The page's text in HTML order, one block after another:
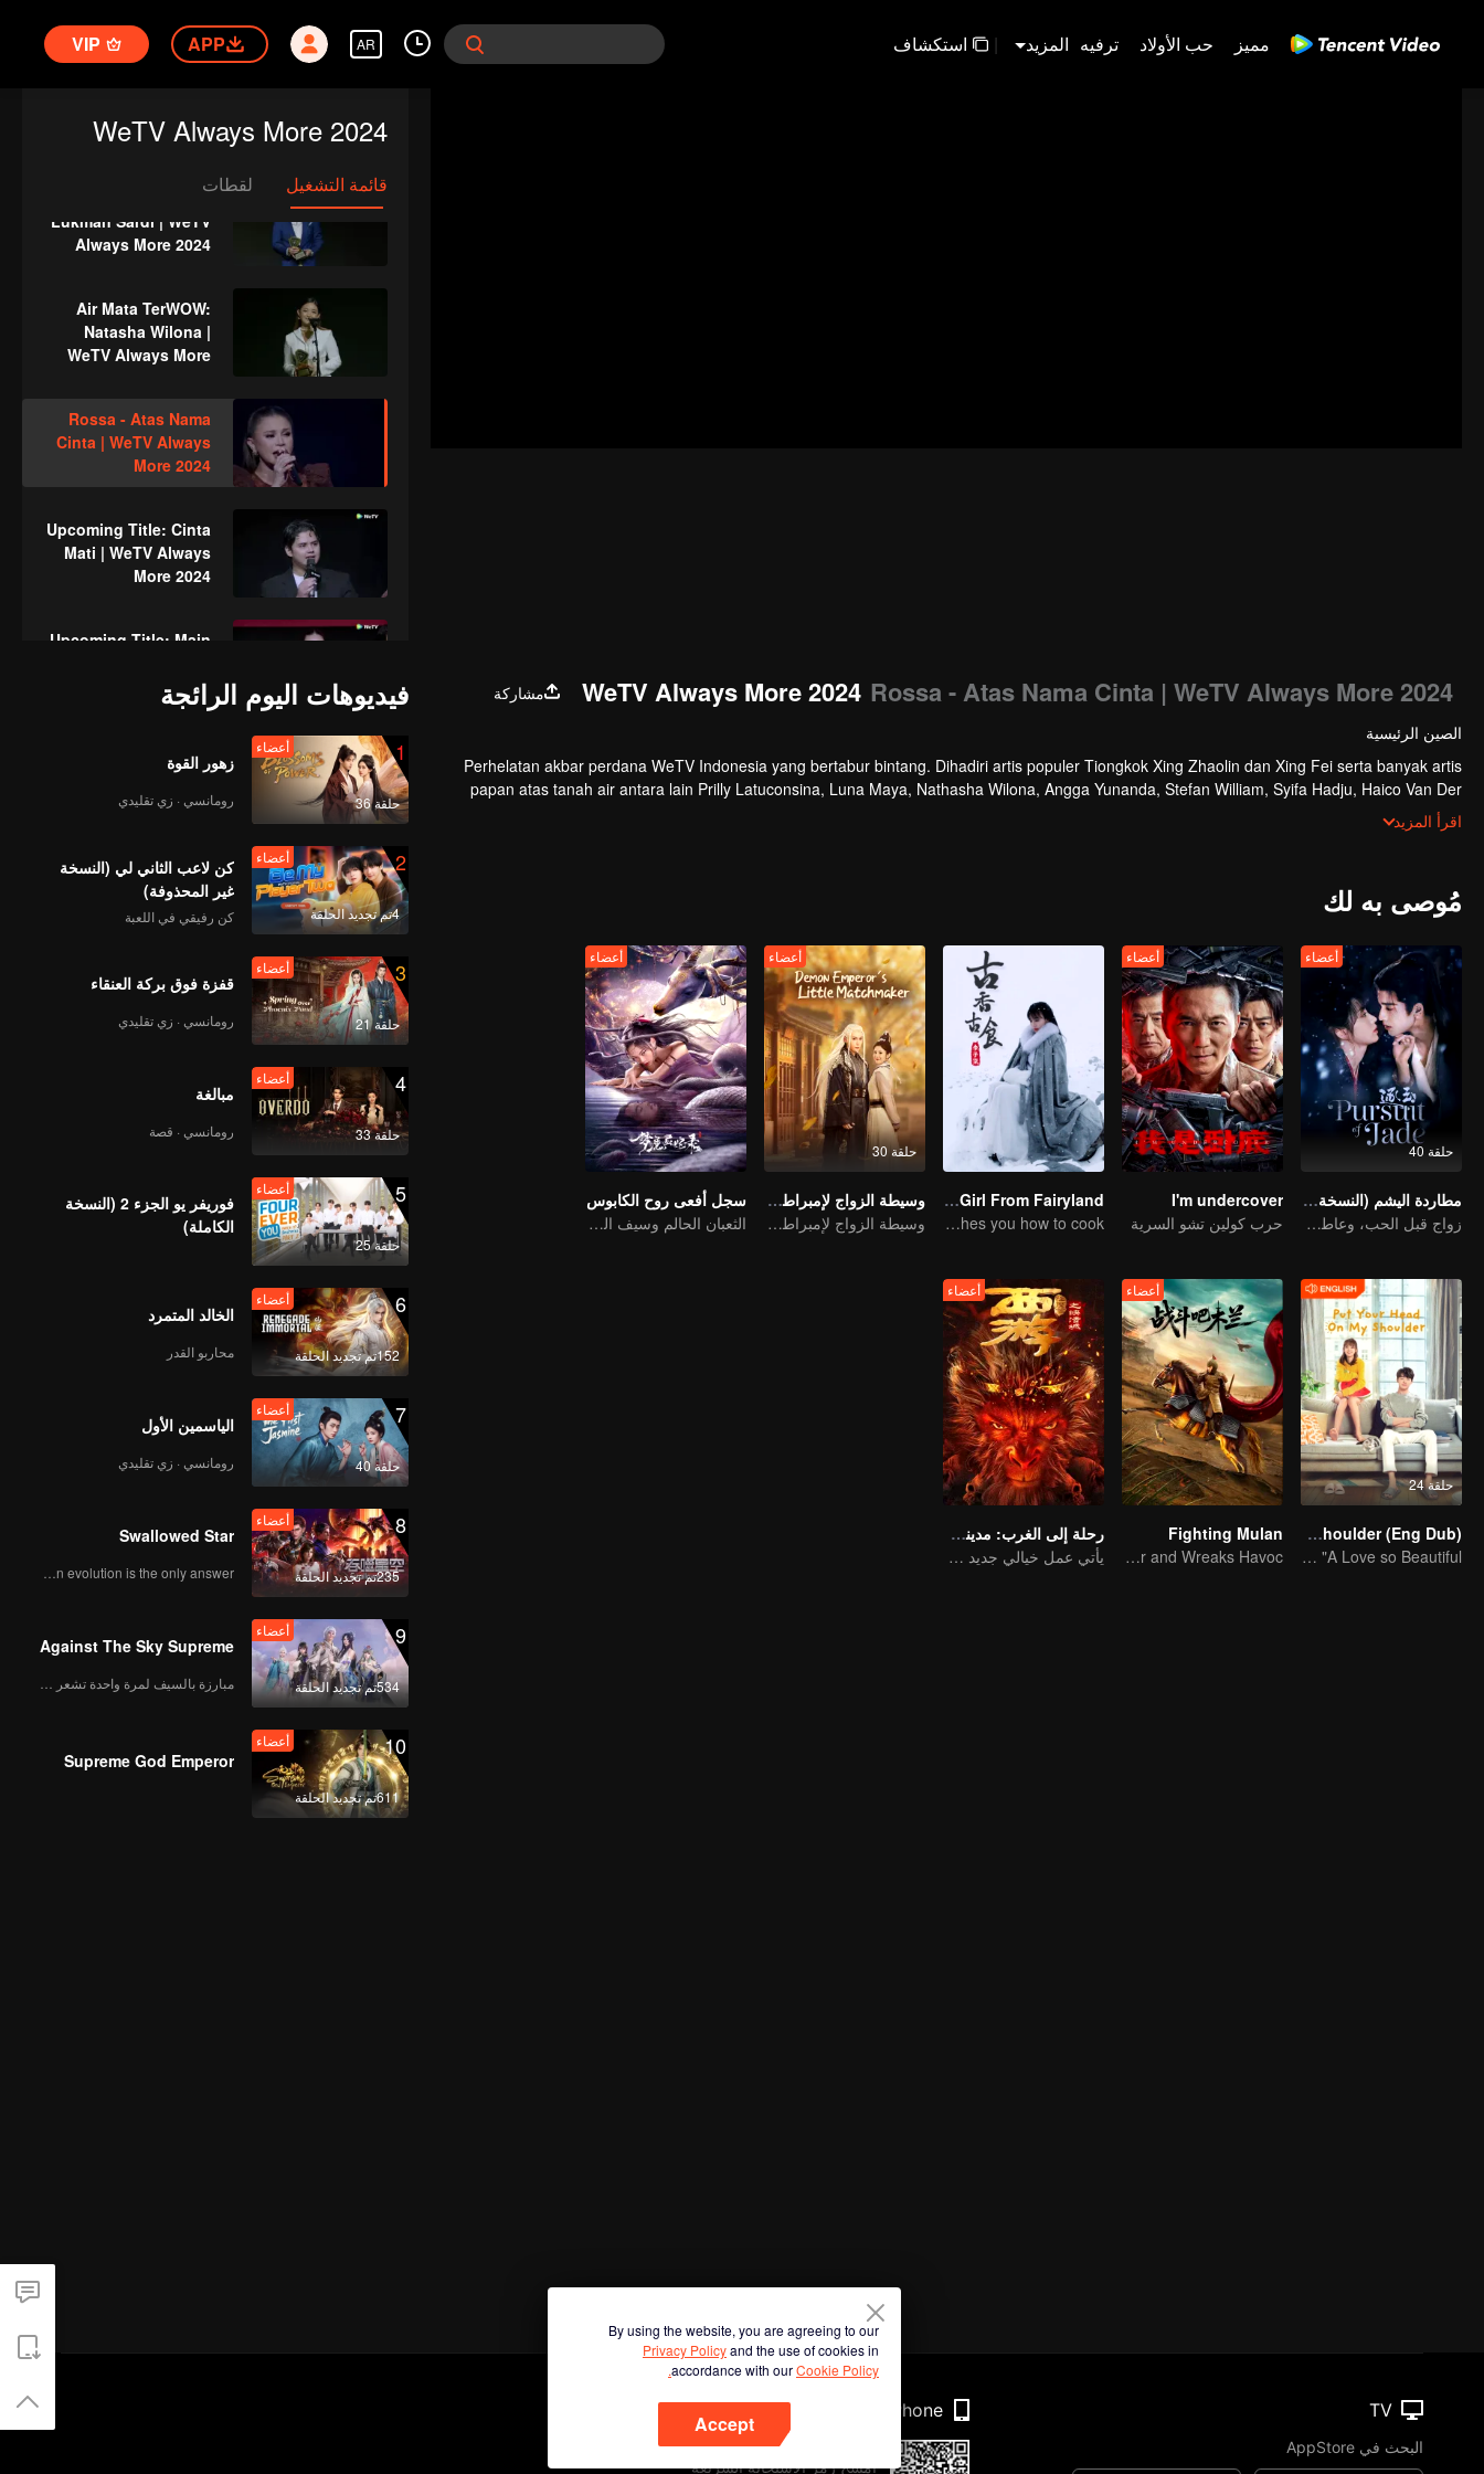
مميز حب الأولاد ترفيه المزيد | استكشاف AR
APP
VIP
WeTV Always More 2024
قائمة التشغيل لقطات
Syifa Hadju | WeTV
Always More 2024
Always More 2024
Antagonis TerWOW:
Lukman Sardi | WeTV
Always More 2024
Air Mata TerWOW:
Natasha Wilona |
WeTV Always More
Rossa - Atas Nama
Cinta | WeTV Always
More 2024
Upcoming Title: Cinta
Mati | WeTV Always
More 2024
Upcoming Title: Main
More 2024
Upcoming Title:
Kawin Tangan | WeTV
Always More 2024
Upcoming Title: Dua
Wajah Arjuna | WeTV
Always More 2024
Upcoming Title:
Harus Kawin | WeTV
Always More 2024
Jangan Salahkan Aku
Selingkuh | WeTV
Rossa - Sakura |
WeTV Always More
2024
WeTV Always More 2024 Rossa - Atas Nama Cinta | WeTV Always More 2024
مشاركة
الصين الرئيسية
Perhelatan akbar perdana WeTV Indonesia yang bertabur bintang. Dihadiri artis populer Tiongkok Xing Zhaolin dan Xing Fei serta banyak artis
papan atas tanah air antara lain Prilly Latuconsina, Luna Maya, Nathasha Wilona, Angga Yunanda, Stefan William, Syifa Hadju, Haico Van Der
Veken dan banyak lagi. Plus penampilan spesial dari Rossa. Di acara ini WeTV Indonesia juga mengumumkan WeTV Original series yang akan
tayang tahun mendatang.
اقرأ المزيد
مُوصى به لك
حلقة 40
أعضاء
مطاردة اليشم (النسخة الإنجليزية)
زواج قبل الحب، وعاطفة تتشكل في الحرب
أعضاء
I'm undercover
حرب كولين تشو السرية
Li Ziqi - A Girl From Fairyland
Li Ziqi teaches you how to cook
حلقة 30
أعضاء
وسيطة الزواج لإمبراطور الشيطان
وسيطة الزواج لإمبراطور الشيطان
أعضاء
سجل أفعى روح الكابوس
الثعبان الحالم وسيف الماضي الخالد
حلقة 24
Put Your Head On My Shoulder (Eng Dub)
It was adapted from the same series of novels as "A Love so Beautiful"
أعضاء
Fighting Mulan
Mulan Returns in Armor and Wreaks Havoc
أعضاء
رحلة إلى الغرب: مدينة الجحيم السماوية
يأتي عمل خيالي جديد من عالم رحلة إلى الغرب
فيديوهات اليوم الرائجة
1
حلقة 36
أعضاء
زهور القوة
رومانسي · زي تقليدي
2
4تم تجديد الحلقة
أعضاء
كن لاعب الثاني لي (النسخة
غير المحذوفة)
كن رفيقي في اللعبة
3
حلقة 21
أعضاء
قفزة فوق بركة العنقاء
رومانسي · زي تقليدي
4
حلقة 33
أعضاء
مبالغة
رومانسي · قصة
5
حلقة 25
أعضاء
فوريفر يو الجزء 2 (النسخة
الكاملة)
6
152تم تجديد الحلقة
أعضاء
الخالد المتمرد
محاربو القدر
7
حلقة 40
أعضاء
الياسمين الأول
رومانسي · زي تقليدي
8
235تم تجديد الحلقة
أعضاء
Swallowed Star
Human evolution is the only answer.
9
534تم تجديد الحلقة
أعضاء
Against The Sky Supreme
10
611تم تجديد الحلقة
أعضاء
Supreme God Emperor
By using the website, you are agreeing to our
Privacy Policyand the use of cookies in
accordance with ourCookie Policy.
Accept
TV
البحث في AppStore
Phone
امسح رمز الاستجابة السريعة